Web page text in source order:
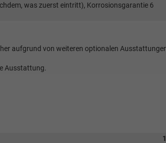
was zuerst eintritt), Korrosionsgarantie 6
aufgrund von weiteren optionalen
Ausstattung.